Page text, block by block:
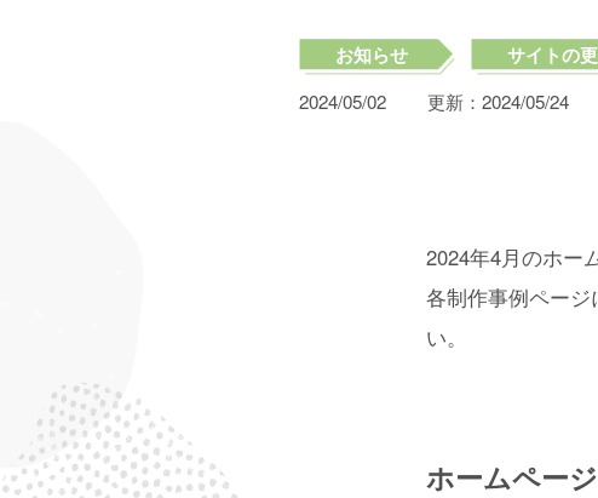
お知らせ サイトの
2024/05/02 更新：2024/05/24
2024年4月のホー
各制作事例ペー
い。
ホームペー